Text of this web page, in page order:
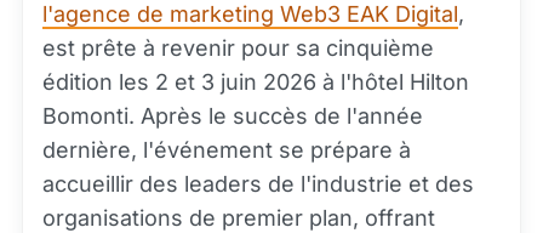
l'agence de marketing Web3 EAK Digital,
est prête à revenir pour sa cinquième
édition les 2 et 3 juin 2026 à l'hôtel Hilton
Bomonti. Après le succès de l'année
dernière, l'événement se prépare à
accueillir des leaders de l'industrie et des
organisations de premier plan, offrant